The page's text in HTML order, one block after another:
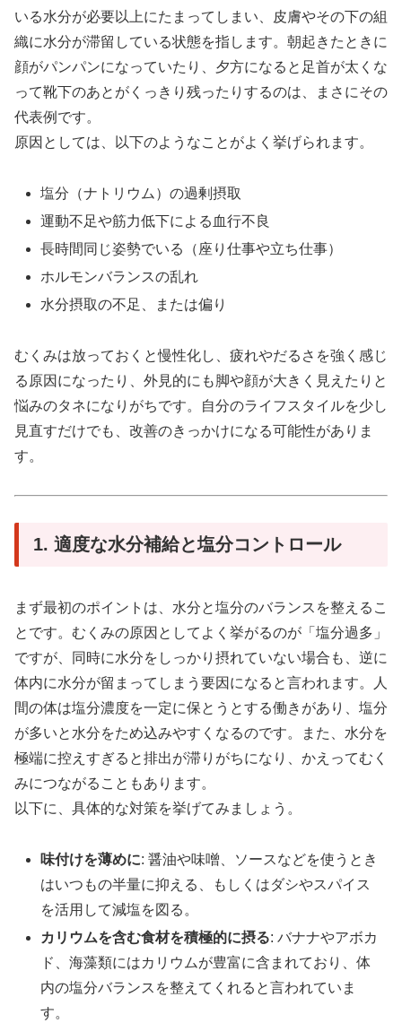
いる水分が必要以上にたまってしまい、皮膚やその下の組
織に水分が滞留している状態を指します。朝起きたときに
顔がパンパンになっていたり、夕方になると足首が太くな
って靴下のあとがくっきり残ったりするのは、まさにその
代表例です。
原因としては、以下のようなことがよく挙げられます。
塩分（ナトリウム）の過剰摂取
運動不足や筋力低下による血行不良
長時間同じ姿勢でいる（座り仕事や立ち仕事）
ホルモンバランスの乱れ
水分摂取の不足、または偏り
むくみは放っておくと慢性化し、疲れやだるさを強く感じ
る原因になったり、外見的にも脚や顔が大きく見えたりと
悩みのタネになりがちです。自分のライフスタイルを少し
見直すだけでも、改善のきっかけになる可能性がありま
す。
1. 適度な水分補給と塩分コントロール
まず最初のポイントは、水分と塩分のバランスを整えるこ
とです。むくみの原因としてよく挙がるのが「塩分過多」
ですが、同時に水分をしっかり摂れていない場合も、逆に
体内に水分が留まってしまう要因になると言われます。人
間の体は塩分濃度を一定に保とうとする働きがあり、塩分
が多いと水分をため込みやすくなるのです。また、水分を
極端に控えすぎると排出が滞りがちになり、かえってむく
みにつながることもあります。
以下に、具体的な対策を挙げてみましょう。
味付けを薄めに: 醤油や味噌、ソースなどを使うとき
はいつもの半量に抑える、もしくはダシやスパイス
を活用して減塩を図る。
カリウムを含む食材を積極的に摂る: バナナやアボカ
ド、海藻類にはカリウムが豊富に含まれており、体
内の塩分バランスを整えてくれると言われていま
す。